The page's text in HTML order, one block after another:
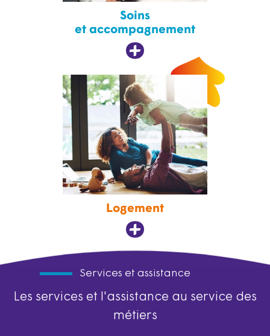
Soins
et accompagnement
Logement
Services et assistance
Les services et l'assistance au service des
métiers